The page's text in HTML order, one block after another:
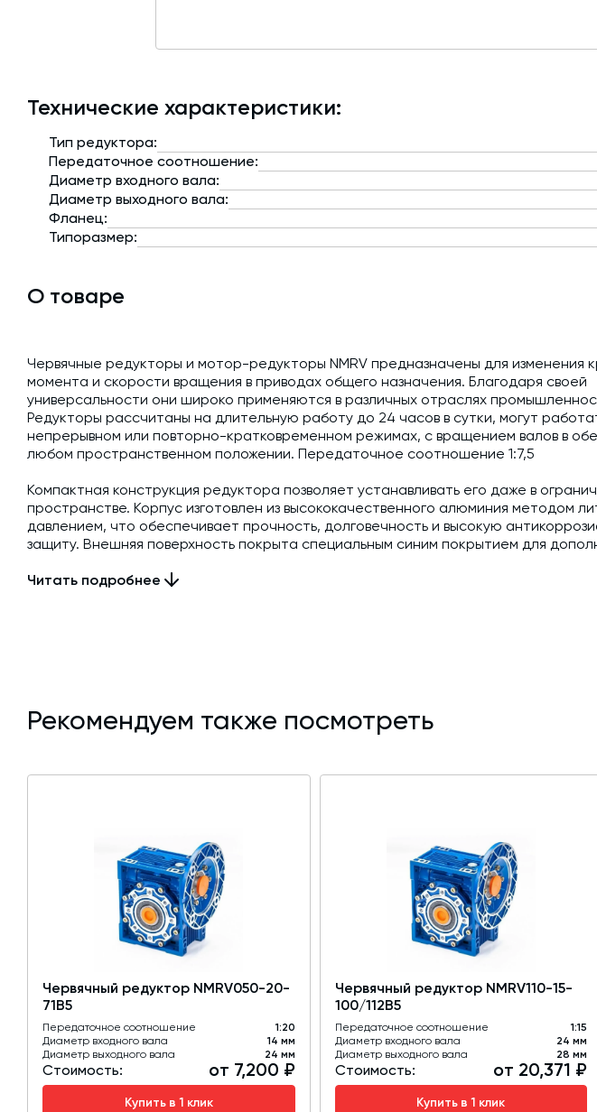
Технические характеристики:
Тип редуктора:
Передаточное соотношение:
Диаметр входного вала:
Диаметр выходного вала:
Фланец:
Типоразмер:
О товаре
Червячные редукторы и мотор-редукторы NMRV предназначены для изменения
момента и скорости вращения в приводах общего назначения. Благодаря своей
универсальности они широко применяются в различных отраслях
Редукторы рассчитаны на длительную работу до 24 часов в сутки, могут
непрерывном или повторно-кратковременном режимах, с вращением валов в
любом пространственном положении. Передаточное соотношение 1:7,5
Компактная конструкция редуктора позволяет устанавливать его даже в
пространстве. Корпус изготовлен из высококачественного алюминия методом
давлением, что обеспечивает прочность, долговечность и высокую
защиту. Внешняя поверхность покрыта специальным синим покрытием для
сплава, что снижает износ и увеличивает срок службы редуктора.
Читать подробнее
Рекомендуем также посмотреть
Червячный редуктор NMRV050-20-
71B5
Передаточное соотношение
1:20
Диаметр входного вала
14 мм
Диаметр выходного вала
24 мм
Стоимость: от 7,200 ₽
Купить в 1 клик
Червячный редуктор NMRV110-15-
100/112В5
Передаточное соотношение
1:15
Диаметр входного вала
24 мм
Диаметр выходного вала
28 мм
Стоимость: от 20,371 ₽
Купить в 1 клик